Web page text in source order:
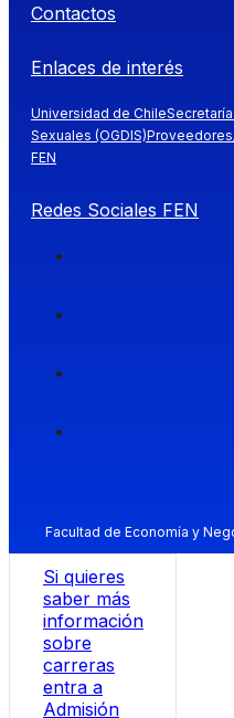
Contactos
Enlaces de interés
Universidad de Chile
Sexuales (OGDIS)
FEN
Redes Sociales FEN
Facultad de Economía y
Si quieres
saber más
información
sobre
carreras
entra a
Admisión